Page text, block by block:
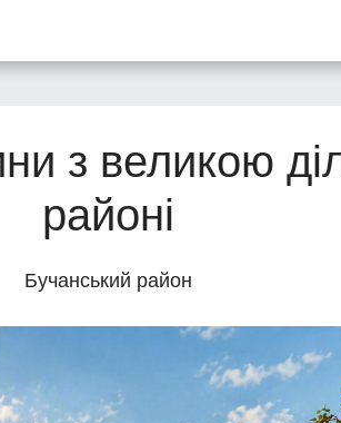
з великою
районі
Бучанський район